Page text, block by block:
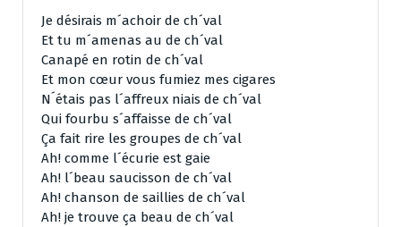
Je désirais m´achoir de ch´val
Et tu m´amenas au de ch´val
Canapé en rotin de ch´val
Et mon cœur vous fumiez mes cigares
N´étais pas l´affreux niais de ch´val
Qui fourbu s´affaisse de ch´val
Ça fait rire les groupes de ch´val
Ah! comme l´écurie est gaie
Ah! l´beau saucisson de ch´val
Ah! chanson de saillies de ch´val
Ah! je trouve ça beau de ch´val